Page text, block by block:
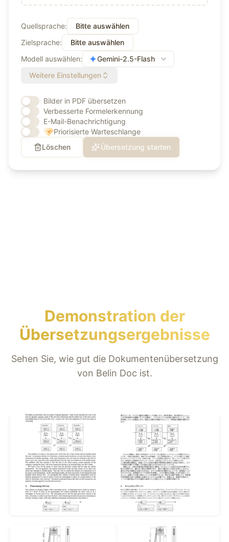
Quellsprache:
Bitte auswählen
Zielsprache:
Bitte auswählen
Modell auswählen:
Gemini-2.5-Flash
Weitere Einstellungen
Bilder in PDF übersetzen
Verbesserte Formelerkennung
E-Mail-Benachrichtigung
Priorisierte Warteschlange
Löschen
Übersetzung starten
Demonstration der
Übersetzungsergebnisse
Sehen Sie, wie gut die Dokumentenübersetzung
von Belin Doc ist.
Beispiel ansehen
Beispiel ansehen